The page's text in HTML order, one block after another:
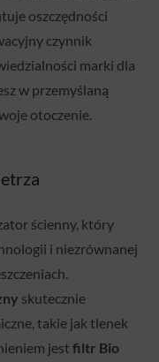
oszczędności
czynnik
marki dla
w przemyślaną
otoczenie.
ścienny, który
i niezrównanej
skutecznie
takie jak tlenek
jest filtr Bio